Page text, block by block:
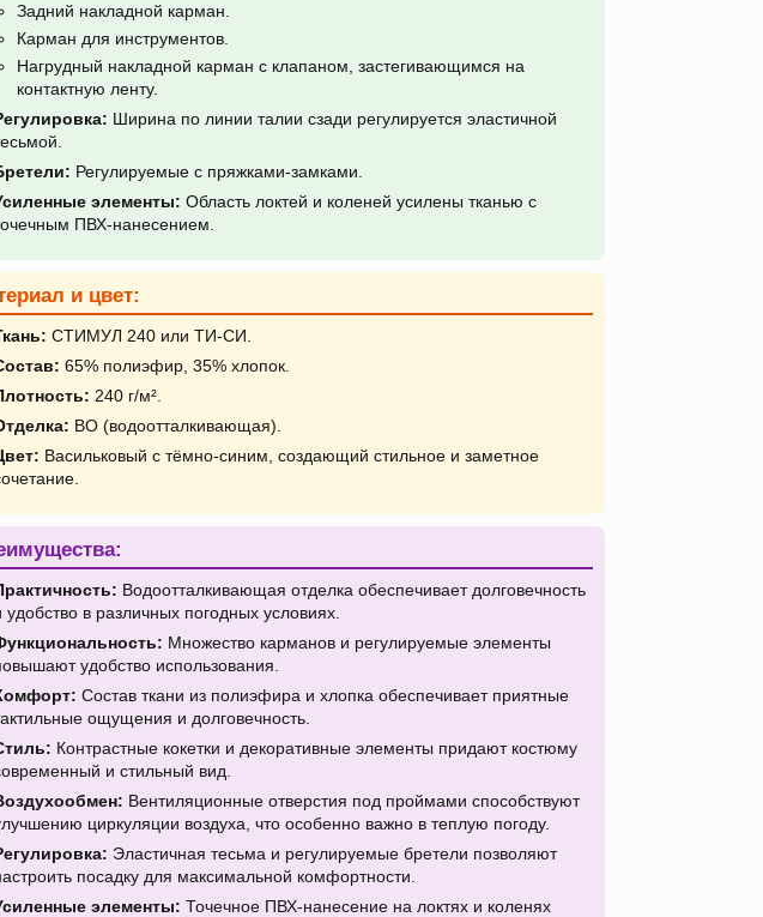
Задний накладной карман.
Карман для инструментов.
Нагрудный накладной карман с клапаном, застегивающимся на
контактную ленту.
Ширина по линии талии сзади регулируется эластичной
Регулируемые с пряжками-замками.
элементы: Область локтей и коленей усилены тканью с
ПВХ-нанесением.
и цвет:
СТИМУЛ 240 или ТИ-СИ.
65% полиэфир, 35% хлопок.
240 г/м².
ВО (водоотталкивающая).
Васильковый с тёмно-синим, создающий стильное и заметное
Водоотталкивающая отделка обеспечивает долговечность
удобство в различных погодных условиях.
Множество карманов и регулируемые элементы
удобство использования.
Состав ткани из полиэфира и хлопка обеспечивает приятные
ощущения и долговечность.
Контрастные кокетки и декоративные элементы придают костюму
и стильный вид.
Вентиляционные отверстия под проймами способствуют
циркуляции воздуха, что особенно важно в теплую погоду.
Эластичная тесьма и регулируемые бретели позволяют
посадку для максимальной комфортности.
элементы: Точечное ПВХ-нанесение на локтях и коленях